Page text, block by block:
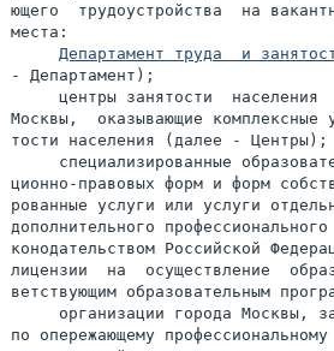
ющего  трудоустройства  на
места:
Департамент труда  и